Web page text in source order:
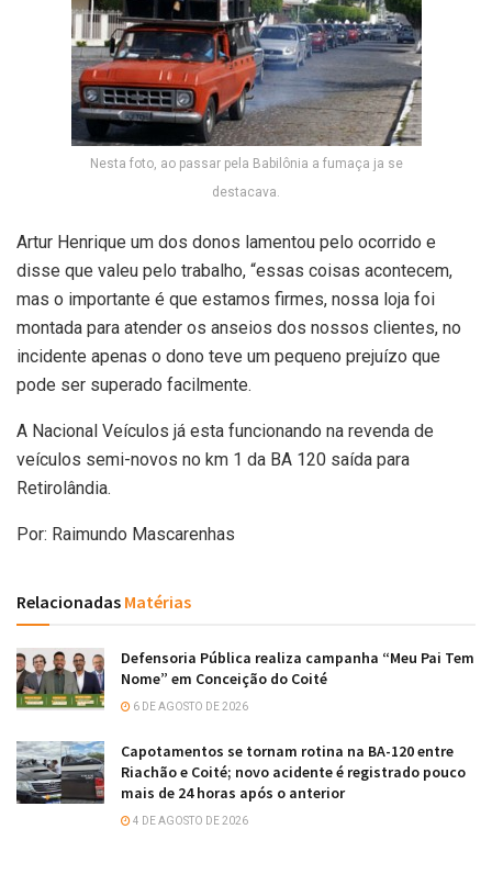
Nesta foto, ao passar pela Babilônia a fumaça ja se
destacava.
Artur Henrique um dos donos lamentou pelo ocorrido e
disse que valeu pelo trabalho, “essas coisas acontecem,
mas o importante é que estamos firmes, nossa loja foi
montada para atender os anseios dos nossos clientes, no
incidente apenas o dono teve um pequeno prejuízo que
pode ser superado facilmente.
A Nacional Veículos já esta funcionando na revenda de
veículos semi-novos no km 1 da BA 120 saída para
Retirolândia.
Por: Raimundo Mascarenhas
Relacionadas Matérias
Defensoria Pública realiza campanha “Meu Pai Tem
Nome” em Conceição do Coité
6 DE AGOSTO DE 2026
Capotamentos se tornam rotina na BA-120 entre
Riachão e Coité; novo acidente é registrado pouco
mais de 24 horas após o anterior
4 DE AGOSTO DE 2026